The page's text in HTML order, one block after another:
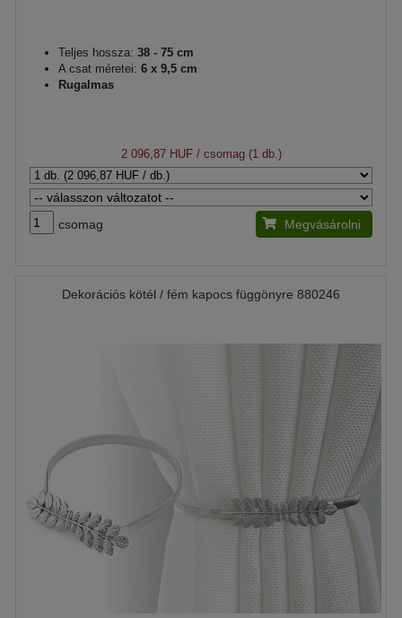
Teljes hossza: 38 - 75 cm
A csat méretei: 6 x 9,5 cm
Rugalmas
2 096,87 HUF/ csomag (1 db.)
csomag Megvásárolni
Dekorációs kötél / fém kapocs függönyre 880246